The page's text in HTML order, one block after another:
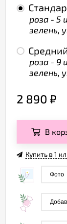
роза - 5
зелень,
роза - 9
зелень,
2 890 ₽
В
Купить в 1